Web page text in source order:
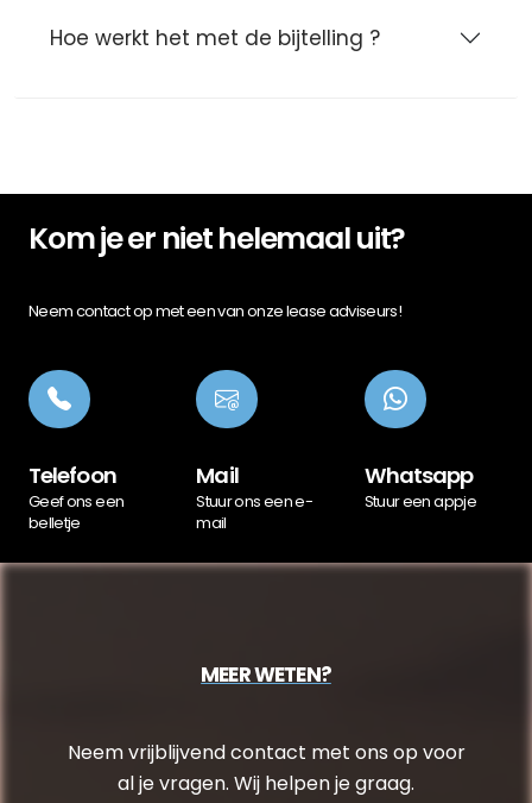
Hoe werkt het met de bijtelling ?
Kom je er niet helemaal uit?
Neem contact op met een van onze lease adviseurs!
Telefoon
Geef ons een
belletje
Mail
Stuur ons een e-
mail
Whatsapp
Stuur een appje
MEER WETEN?
Neem vrijblijvend contact met ons op voor
al je vragen. Wij helpen je graag.